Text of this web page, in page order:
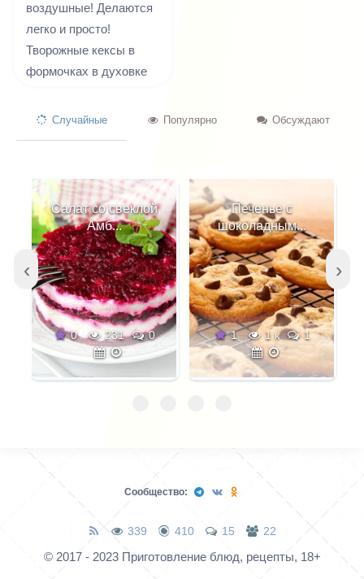
воздушные! Делаются
легко и просто!
Творожные кексы в
формочках в духовке
сытные. Чтобы их
продукты и немного
времени. Подавать их
можно с чаем, молоком
или кофе.
Случайные Популярно Обсуждают
Салат со свеклой
Амб...
0 231 0
Печенье с
шоколадным...
1 1 к 1
‹ ›
Сообщество:
339 410 15 22
© 2017 - 2023 Приготовление блюд, рецепты, 18+